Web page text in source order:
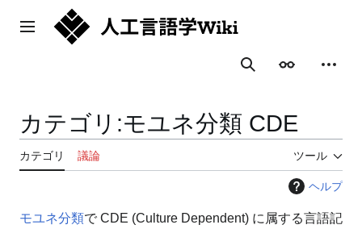
メインメニュー
検索 表示 個人
カテゴリ :モユネ分類 CDE
カテゴリ 議論 ツール
ヘルプ
モユネ分類で CDE (Culture Dependent) に属する言語記